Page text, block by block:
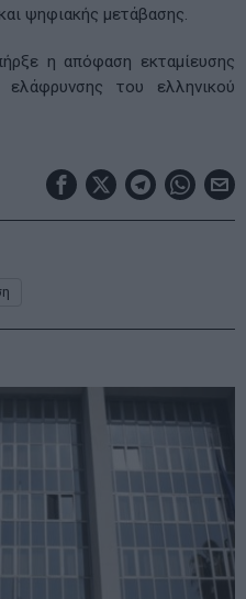
ψηφιακής μετάβασης.
η απόφαση εκταμίευσης
του ελληνικού